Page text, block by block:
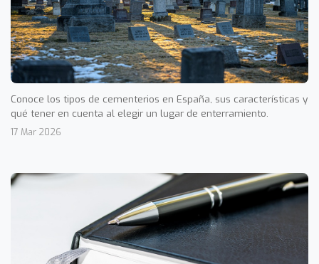
Conoce los tipos de cementerios en España, sus características y
qué tener en cuenta al elegir un lugar de enterramiento.
17 Mar 2026